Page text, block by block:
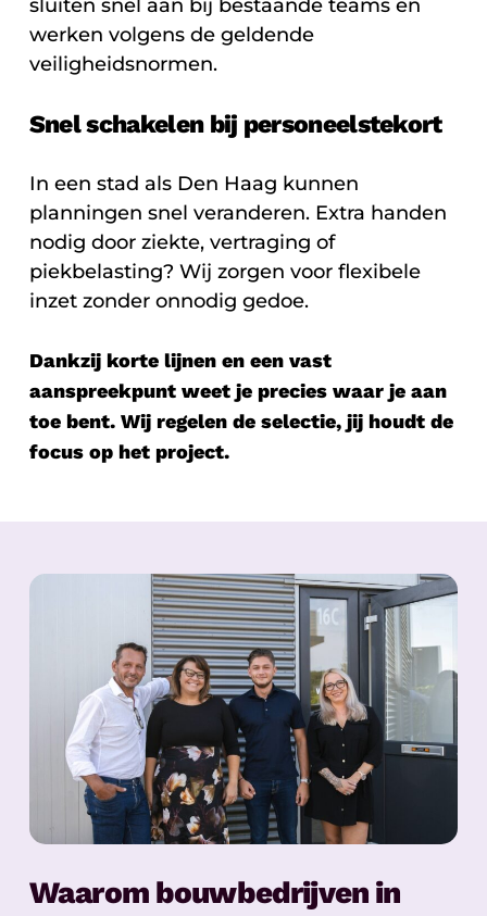
sluiten snel aan bij bestaande teams en
werken volgens de geldende
veiligheidsnormen.
Snel schakelen bij personeelstekort
In een stad als Den Haag kunnen
planningen snel veranderen. Extra handen
nodig door ziekte, vertraging of
piekbelasting? Wij zorgen voor flexibele
inzet zonder onnodig gedoe.
Dankzij korte lijnen en een vast
aanspreekpunt weet je precies waar je aan
toe bent. Wij regelen de selectie, jij houdt de
focus op het project.
Waarom bouwbedrijven in